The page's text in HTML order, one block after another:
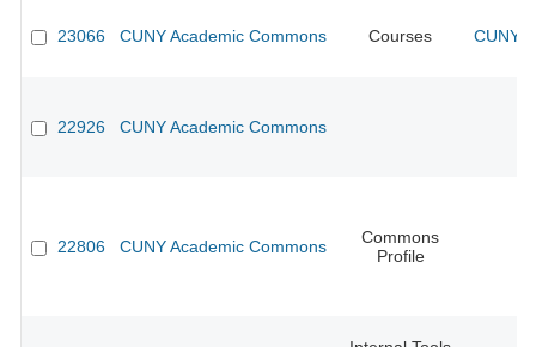
23066 CUNY Academic Commons Courses CUNY
22926 CUNY Academic Commons
22806 CUNY Academic Commons
Commons
Profile